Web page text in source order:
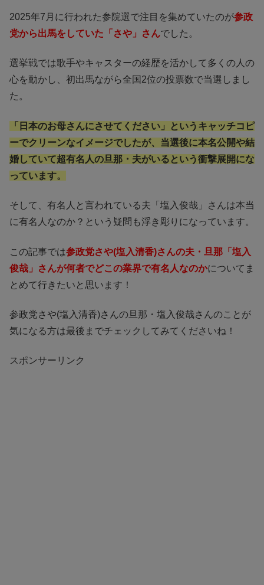
2025年7月に行われた参院選で注目を集めていたのが参政
党から出馬をしていた「さや」さんでした。
選挙戦では歌手やキャスターの経歴を活かして多くの人の
心を動かし、初出馬ながら全国2位の投票数で当選しまし
た。
「日本のお母さんにさせてください」というキャッチコピ
ーでクリーンなイメージでしたが、当選後に本名公開や結
婚していて超有名人の旦那・夫がいるという衝撃展開にな
っています。
そして、有名人と言われている夫「塩入俊哉」さんは本当
に有名人なのか？という疑問も浮き彫りになっています。
この記事では参政党さや(塩入清香)さんの夫・旦那 「塩入
俊哉」さんが何者でどこの業界で有名人なのかについてま
とめて行きたいと思います！
参政党さや(塩入清香)さんの旦那・塩入俊哉さんのことが
気になる方は最後までチェックしてみてくださいね！
スポンサーリンク